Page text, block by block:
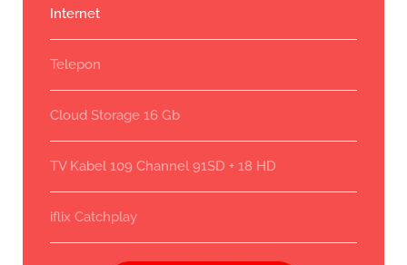
Internet
Telepon
Cloud Storage 16 Gb
TV Kabel 109 Channel 91SD + 18 HD
iflix Catchplay